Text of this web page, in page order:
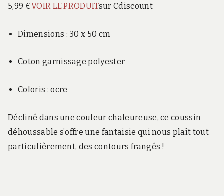
5,99 €VOIR LE PRODUITsur Cdiscount
Dimensions : 30 x 50 cm
Coton garnissage polyester
Coloris : ocre
Décliné dans une couleur chaleureuse, ce coussin
déhoussable s’offre une fantaisie qui nous plaît tout
particulièrement, des contours frangés !